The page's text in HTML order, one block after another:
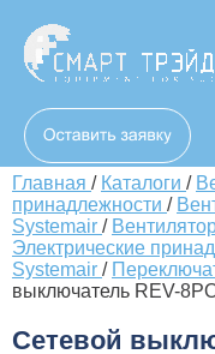
Главная / Каталоги /
принадлежности /
Systemair /
Электрические
Systemair /
выключатель REV-
Сетевой